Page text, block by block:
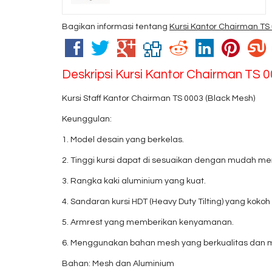
Bagikan informasi tentang Kursi Kantor Chairman TS
Deskripsi Kursi Kantor Chairman TS
Kursi Staff Kantor Chairman TS 0003 (Black Mesh)
Keunggulan:
1. Model desain yang berkelas.
2. Tinggi kursi dapat di sesuaikan dengan mudah
3. Rangka kaki aluminium yang kuat.
4. Sandaran kursi HDT (Heavy Duty Tilting) yang kokoh
5. Armrest yang memberikan kenyamanan.
6. Menggunakan bahan mesh yang berkualitas dan
Bahan: Mesh dan Aluminium